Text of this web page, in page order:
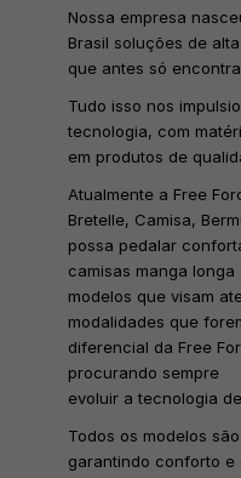
Nossa empresa
Brasil soluções de
que antes só
Tudo isso nos
tecnologia, com
em produtos de
Atualmente a Free
Bretelle, Camisa,
possa pedalar
camisas manga
modelos que visam
modalidades que
diferencial da Free
procurando sempre
evoluir a tecnologia
Todos os modelos
garantindo conforto e